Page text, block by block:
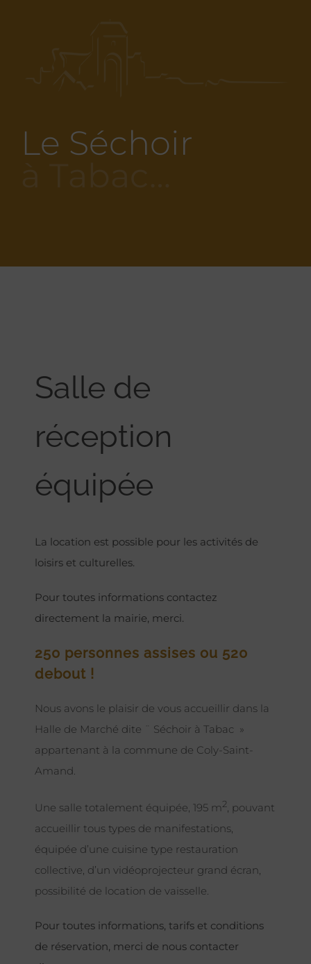
Le Séchoir
Salle de
réception
équipée
La location est possible pour les activités de
loisirs et culturelles.
Pour toutes informations contactez
directement la mairie, merci.
250 personnes assises ou 520
debout !
Nous avons le plaisir de vous accueillir dans la
Halle de Marché dite ¨ Séchoir à Tabac »
appartenant à la commune de Coly-Saint-
Amand.
Une salle totalement équipée, 195 m2, pouvant
accueillir tous types de manifestations,
équipée d’une cuisine type restauration
collective, d’un vidéoprojecteur grand écran,
possibilité de location de vaisselle.
Pour toutes informations, tarifs et conditions
de réservation, merci de nous contacter